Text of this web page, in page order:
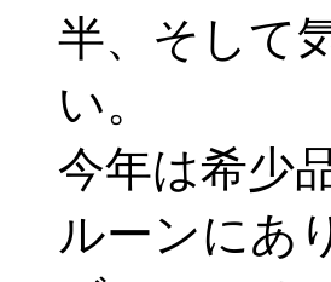
半、そして
い。
今年は希少
ルーンにあ